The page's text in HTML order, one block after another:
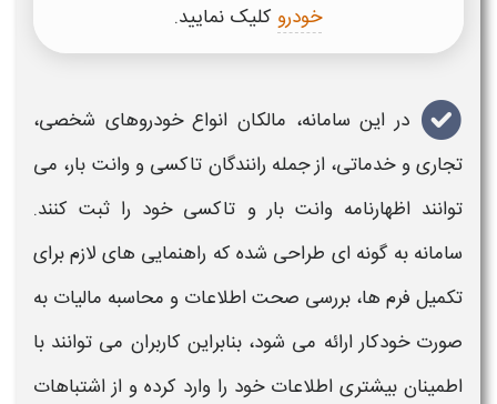
خودرو کلیک نمایید.
در این سامانه، مالکان انواعخودروهای شخصی،
تجاری و خدماتی، از جمله رانندگان تاکسی و وانت بار، می
تواننداظهارنامه وانت بارو تاکسی خود را ثبت کنند.
سامانهبه گونه ای طراحی شده که راهنمایی های لازم برای
تکمیل فرم ها، بررسی صحت اطلاعات و محاسبه مالیات به
صورت خودکار ارائه می شود، بنابراین کاربران می توانند با
اطمینان بیشتری اطلاعات خود را وارد کرده و از اشتباهات